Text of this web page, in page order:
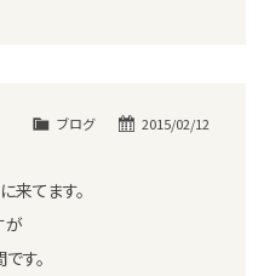
2015/02/12
ブログ
てます。
が
す。